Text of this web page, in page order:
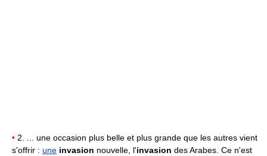
• 2. ... une occasion plus belle et plus grande que les autres vient
s'offrir : une invasion nouvelle, l'invasion des Arabes. Ce n'est